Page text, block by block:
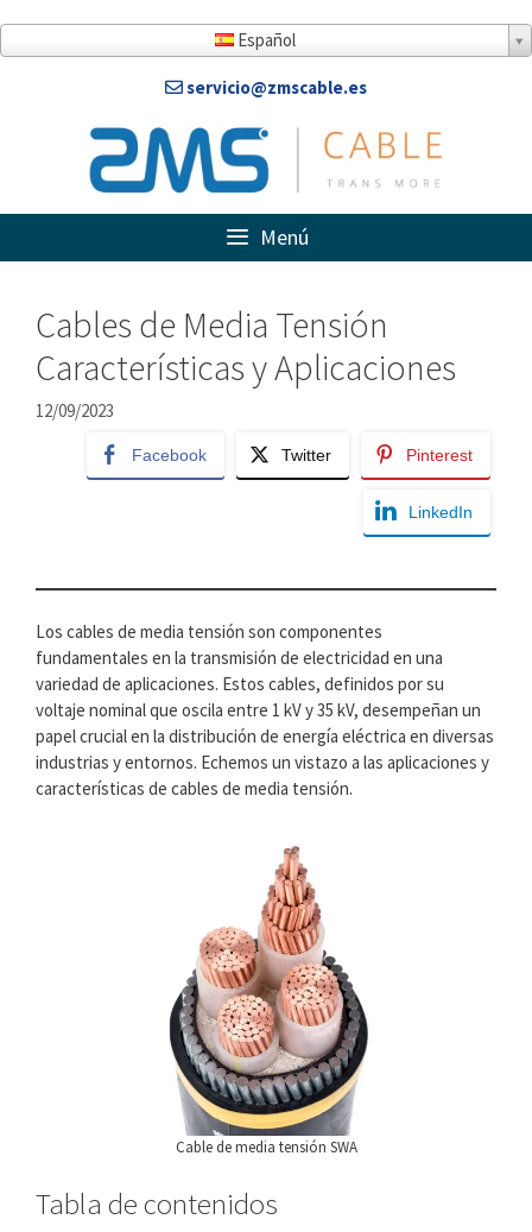
contenido
Español
servicio@zmscable.es
Menú
Cables de Media Tensión
Características y Aplicaciones
12/09/2023
Facebook Twitter Pinterest
LinkedIn
Los cables de media tensión son componentes
fundamentales en la transmisión de electricidad en una
variedad de aplicaciones. Estos cables, definidos por su
voltaje nominal que oscila entre 1 kV y 35 kV, desempeñan un
papel crucial en la distribución de energía eléctrica en diversas
industrias y entornos. Echemos un vistazo a las aplicaciones y
características de cables de media tensión.
Cable de media tensión SWA
Tabla de contenidos